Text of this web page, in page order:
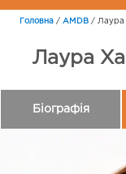
Головна / AMDB / Лаура
Лаура
Біографія